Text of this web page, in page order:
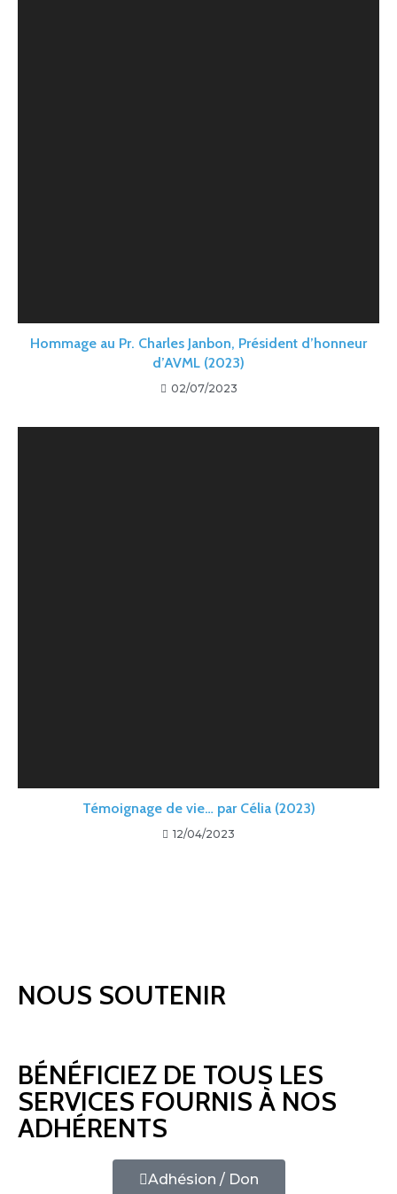
Hommage au Pr. Charles Janbon, Président d’honneur
d’AVML (2023)
02/07/2023
Témoignage de vie… par Célia (2023)
12/04/2023
NOUS SOUTENIR
BÉNÉFICIEZ DE TOUS LES
SERVICES FOURNIS À NOS
ADHÉRENTS
Adhésion / Don